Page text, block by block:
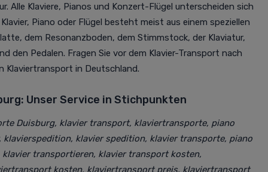
Alle Klaviere, Pianos und Konzert-Flügel unterscheiden sich
Piano oder Flügel besteht meist aus einem speziellen
dem Resonanzboden, dem Stimmstock, der Klaviatur,
den Pedalen. Fragen Sie vor dem Klavier-Transport nach
Klaviertransport in Deutschland.
Unser Service in Stichpunkten
Duisburg, klavier transport, klaviertransporte, piano
klavier spedition, klavier transporte, piano
transportieren, klavier transport kosten,
kosten, klaviertransport preis, klaviertransport